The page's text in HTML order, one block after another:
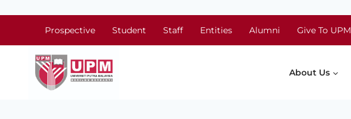
Prospective Student Staff Entities Alumni Give To UPM
About Us